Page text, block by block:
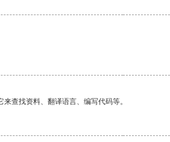
查找资料、翻译语言、编写代码等。